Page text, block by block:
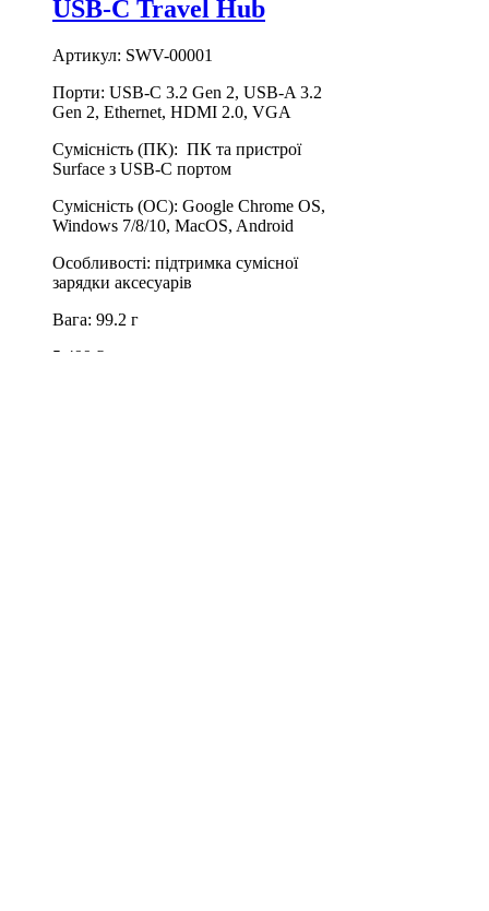
USB-C Travel Hub
Артикул: SWV-00001
Порти: USB-C 3.2 Gen 2, USB-A 3.2
Gen 2, Ethernet, HDMI 2.0, VGA
Сумісність (ПК): ПК та пристрої
Surface з USB-C портом
Сумісність (ОС): Google Chrome OS,
Windows 7/8/10, MacOS, Android
Особливості: підтримка сумісної
зарядки аксесуарів
Вага: 99.2 г
5 499 ₴